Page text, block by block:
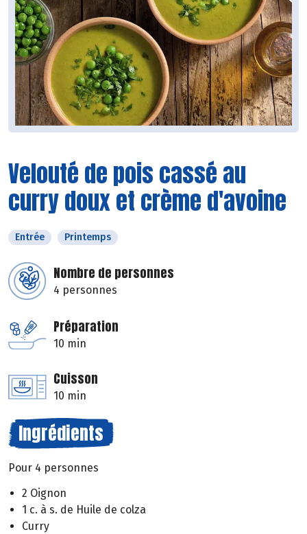
Velouté de pois cassé au
curry doux et crème d'avoine
Entrée Printemps
Nombre de personnes
4 personnes
Préparation
10 min
Cuisson
10 min
Ingrédients
Pour 4 personnes
2 Oignon
1 c. à s. de Huile de colza
Curry